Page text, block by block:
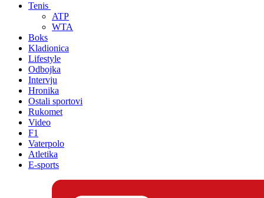
Tenis
ATP
WTA
Boks
Kladionica
Lifestyle
Odbojka
Intervju
Hronika
Ostali sportovi
Rukomet
Video
F1
Vaterpolo
Atletika
E-sports